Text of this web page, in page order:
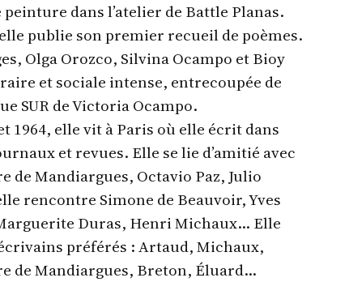
dans l’atelier de Battle Planas.
publie son premier recueil de poèmes.
Olga Orozco, Silvina Ocampo et Bioy
et sociale intense, entrecoupée de
SUR de Victoria Ocampo.
1964, elle vit à Paris où elle écrit dans
et revues. Elle se lie d’amitié avec
de Mandiargues, Octavio Paz, Julio
rencontre Simone de Beauvoir, Yves
Duras, Henri Michaux… Elle
préférés : Artaud, Michaux,
de Mandiargues, Breton, Éluard…